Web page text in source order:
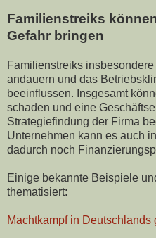
Familienstreiks
Gefahr bringen
Familienstreiks
andauern und das
beeinflussen. Insgesamt
schaden und eine
Strategiefindung der Firma
Unternehmen kann es auch
dadurch noch
Einige bekannte Beispiele
thematisiert:
Machtkampf in